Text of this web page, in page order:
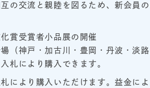
の交流と親睦を図るため、新会員
賞受賞者小品展の開催
場（神戸・加古川・豊岡・丹波・淡
札により購入できます。
により購入いただけます。益金に